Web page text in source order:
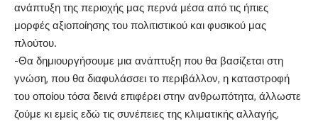
ανάπτυξη της περιοχής μας περνά μέσα από τις ήπιες
μορφές αξιοποίησης του πολιτιστικού και φυσικού μας
πλούτου.
-Θα δημιουργήσουμε μια ανάπτυξη που θα βασίζεται στη
γνώση, που θα διαφυλάσσει το περιβάλλον, η καταστροφή
του οποίου τόσα δεινά επιφέρει στην ανθρωπότητα, άλλωστε
ζούμε κι εμείς εδώ τις συνέπειες της κλιματικής αλλαγής,